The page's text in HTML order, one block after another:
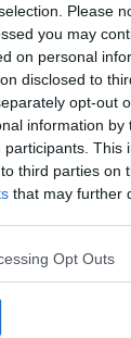
Please
you may
on personal
disclosed to
opt-out
information by
participants. This
third parties on
that may further
Opt Outs
Hirdetés